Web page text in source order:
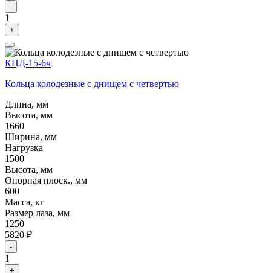
-
1
+
КЦД-15-6ч
Кольца колодезные с днищем с четвертью
Длина, мм
Высота, мм
1660
Ширина, мм
Нагрузка
1500
Высота, мм
Опорная плоск., мм
600
Масса, кг
Размер лаза, мм
1250
5820 ₽
-
1
+